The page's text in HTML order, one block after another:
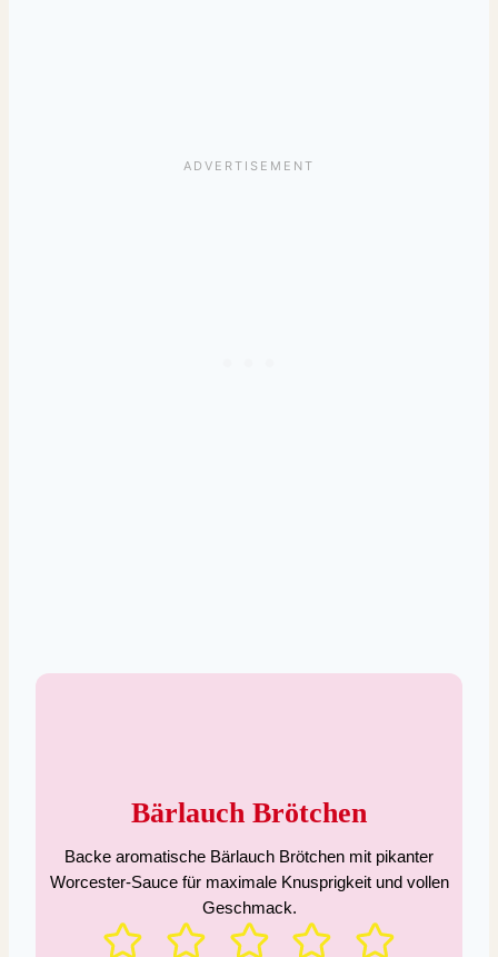
Bärlauch Brötchen
Backe aromatische Bärlauch Brötchen mit pikanter
Worcester-Sauce für maximale Knusprigkeit und vollen
Geschmack.